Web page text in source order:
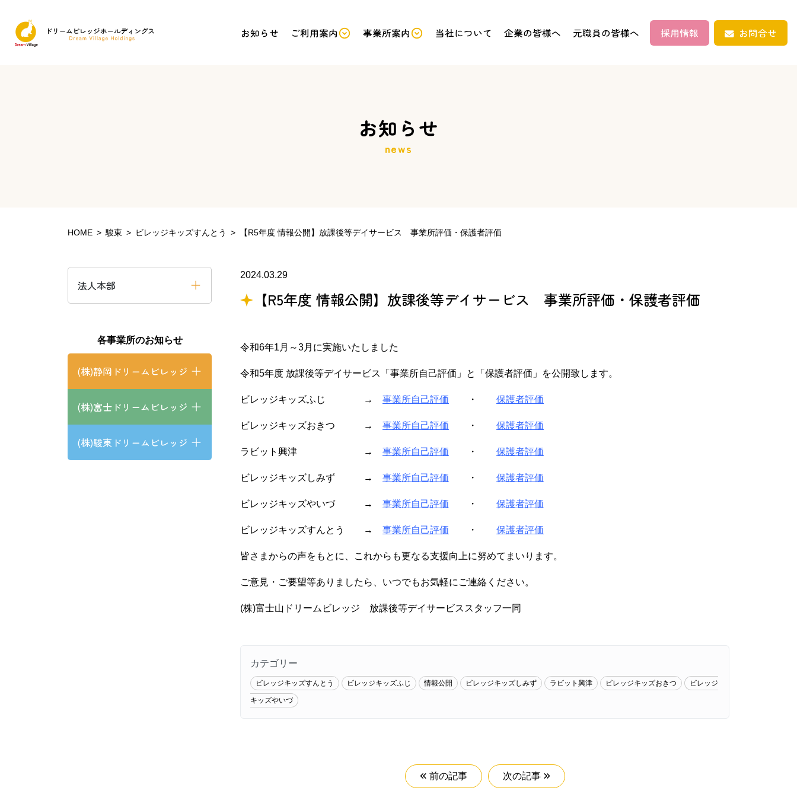
お知らせ ご利用案内 事業所案内
エリアから探す
(株)静岡ドリームビレッジ (株)富士ドリームビレッジ (株)駿東ドリームビレッジ
当社について 企業の皆様へ 元職員の皆様へ 採用情報 お問合せ
お知らせ
news
HOME 駿東 ビレッジキッズすんとう 【R5年度 情報公開】放課後等デイサービス 事業所評価・保護者評価
2024.03.29
【R5年度 情報公開】放課後等デイサービス 事業所評価・保護者評価
令和6年1月～3月に実施いたしました
令和5年度 放課後等デイサービス「事業所自己評価」と「保護者評価」を公開致します。
ビレッジキッズふじ → 事業所自己評価 ・ 保護者評価
ビレッジキッズおきつ → 事業所自己評価 ・ 保護者評価
ラビット興津 → 事業所自己評価 ・ 保護者評価
ビレッジキッズしみず → 事業所自己評価 ・ 保護者評価
ビレッジキッズやいづ → 事業所自己評価 ・ 保護者評価
ビレッジキッズすんとう → 事業所自己評価 ・ 保護者評価
皆さまからの声をもとに、これからも更なる支援向上に努めてまいります。
ご意見・ご要望等ありましたら、いつでもお気軽にご連絡ください。
(株)富士山ドリームビレッジ 放課後等デイサービススタッフ一同
カテゴリー
ビレッジキッズすんとう ビレッジキッズふじ 情報公開 ビレッジキッズしみず ラビット興津 ビレッジキッズおきつ ビレッジ
キッズやいづ
前の記事 次の記事
法人本部
各事業所のお知らせ
(株)静岡ドリームビレッジ
(株)富士ドリームビレッジ
(株)駿東ドリームビレッジ